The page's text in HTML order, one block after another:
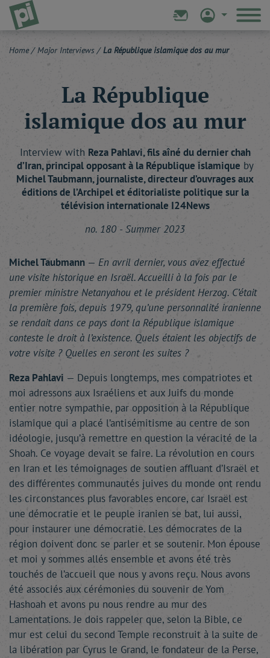
Home / Major Interviews / La République islamique dos au mur
La République
islamique dos au mur
Interview with Reza Pahlavi, fils aîné du dernier chah
d’Iran, principal opposant à la République islamique by
MichelTaubmann, journaliste, directeur d’ouvrages aux
éditions de l’Archipel et éditorialiste politique sur la
télévision internationale I24News
no. 180 - Summer 2023
Michel Taubmann — En avril dernier, vous avez effectué
une visite historique en Israël. Accueilli à la fois par le
premier ministre Netanyahou et le président Herzog. C’était
la première fois, depuis 1979, qu’une personnalité iranienne
se rendait dans ce pays dont la République islamique
conteste le droit à l’existence. Quels étaient les objectifs de
votre visite ? Quelles en seront les suites ?
Reza Pahlavi — Depuis longtemps, mes compatriotes et
moi adressons aux Israéliens et aux Juifs du monde
entier notre sympathie, par opposition à la République
islamique qui a placé l’antisémitisme au centre de son
idéologie, jusqu’à remettre en question la véracité de la
Shoah. Ce voyage devait se faire. La révolution en cours
en Iran et les témoignages de soutien affluant d’Israël et
des différentes communautés juives du monde ont rendu
les circonstances plus favorables encore, car Israël est
une démocratie et le peuple iranien se bat, lui aussi,
pour instaurer une démocratie. Les démocrates de la
région doivent donc se parler et se soutenir. Mon épouse
et moi y sommes allés ensemble et avons été très
touchés de l’accueil que nous y avons reçu. Nous avons
été associés aux cérémonies du souvenir de Yom
Hashoah et avons pu nous rendre au mur des
Lamentations. Je dois rappeler que, selon la Bible, ce
mur est celui du second Temple reconstruit à la suite de
la libération par Cyrus le Grand, le fondateur de la Perse,